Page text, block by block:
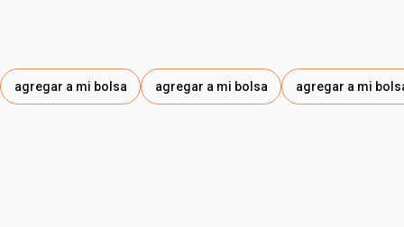
agregar a mi bolsa agregar a mi bolsa agregar a mi